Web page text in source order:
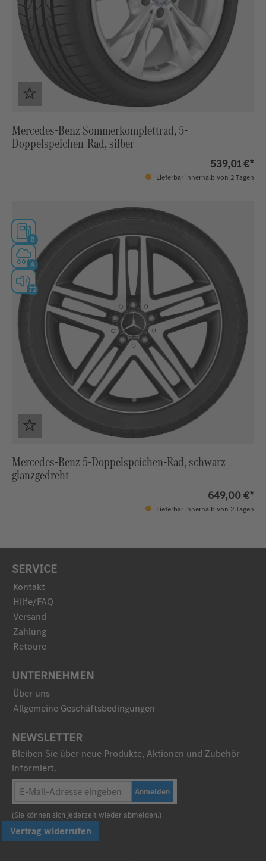
Mercedes-Benz Sommerkomplettrad, 5-
Doppelspeichen-Rad, silber
539,01 €*
Lieferbar innerhalb von 2 Tagen
B
A
72
Mercedes-Benz 5-Doppelspeichen-Rad, schwarz
glanzgedreht
649,00 €*
Lieferbar innerhalb von 2 Tagen
SERVICE
Kontakt
Hilfe/FAQ
Versand
Zahlung
Retoure
UNTERNEHMEN
Über uns
Allgemeine Geschäftsbedingungen
NEWSLETTER
Bleiben Sie über neue Produkte, Aktionen und Zubehör
informiert.
Anmelden
(Sie können sich jederzeit wieder abmelden.)
Vertrag widerrufen